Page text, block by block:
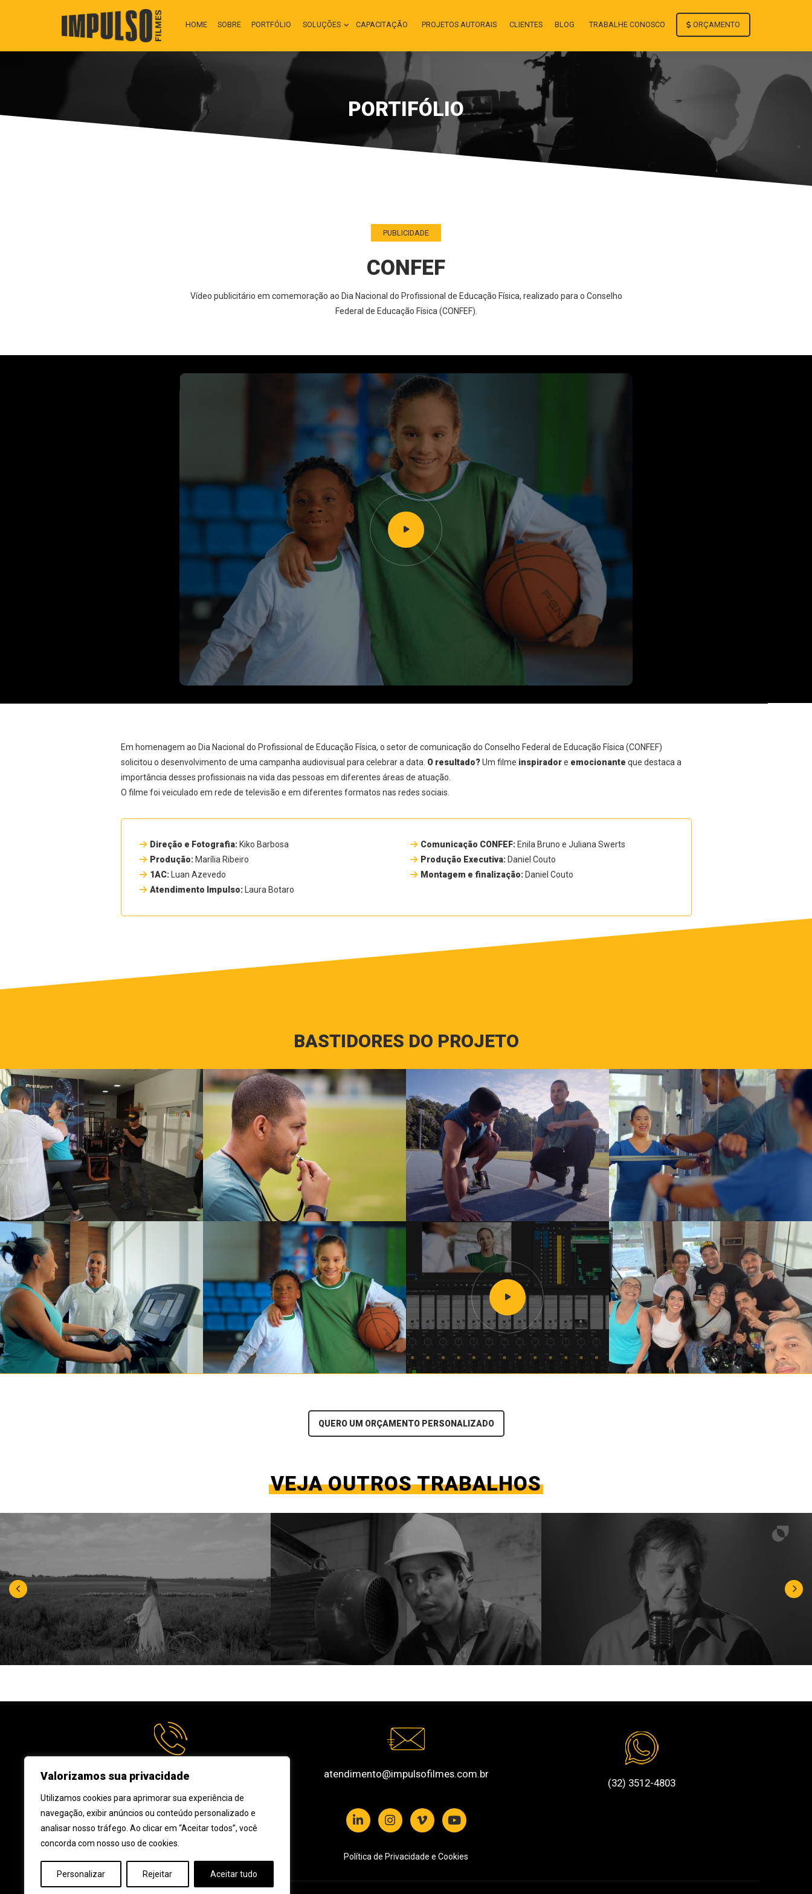
Valorizamos sua privacidade
Utilizamos cookies para aprimorar sua experiência de
navegação, exibir anúncios ou conteúdo personalizado e
analisar nosso tráfego. Ao clicar em “Aceitar todos”, você
concorda com nosso uso de cookies.
Personalizar Rejeitar Aceitar tudo
HOME SOBRE PORTFÓLIO SOLUÇÕES CAPACITAÇÃO PROJETOS AUTORAIS CLIENTES BLOG TRABALHE CONOSCO ORÇAMENTO
PORTIFÓLIO
PUBLICIDADE
CONFEF
Vídeo publicitário em comemoração ao Dia Nacional do Profissional de Educação Física, realizado para o Conselho
Federal de Educação Física (CONFEF).
Em homenagem ao Dia Nacional do Profissional de Educação Física, o setor de comunicação do Conselho Federal de Educação Física (CONFEF)
solicitou o desenvolvimento de uma campanha audiovisual para celebrar a data. O resultado?Um filme inspiradore emocionante que destaca a
importância desses profissionais na vida das pessoas em diferentes áreas de atuação.
O filme foi veiculado em rede de televisão e em diferentes formatos nas redes sociais.
Direção e Fotografia:Kiko Barbosa
Produção:Marília Ribeiro
1AC:Luan Azevedo
Atendimento Impulso:Laura Botaro
Comunicação CONFEF: Enila Bruno e Juliana Swerts
Produção Executiva: Daniel Couto
Montagem e finalização: Daniel Couto
BASTIDORES DO PROJETO
QUERO UM ORÇAMENTO PERSONALIZADO
VEJA OUTROS TRABALHOS
(32) 3512-4803 atendimento@impulsofilmes.com.br
(32) 3512-4803
Política de Privacidade e Cookies